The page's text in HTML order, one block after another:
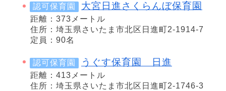
認可保育園 大宮日進さくらんぼ保育園
距離：373メートル
住所：埼玉県さいたま市北区日進町2-1914-7
定員：90名
認可保育園 うぐす保育園 日進
距離：413メートル
住所：埼玉県さいたま市北区日進町2-1746-3